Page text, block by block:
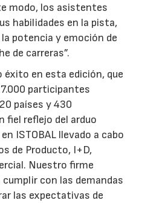
modo, los asistentes
habilidades en la pista,
potencia y emoción de
de carreras”.
en esta edición, que
participantes
países y 430
fiel reflejo del arduo
ISTOBAL llevado a cabo
de Producto, I+D,
Nuestro firme
con las demandas
las expectativas de